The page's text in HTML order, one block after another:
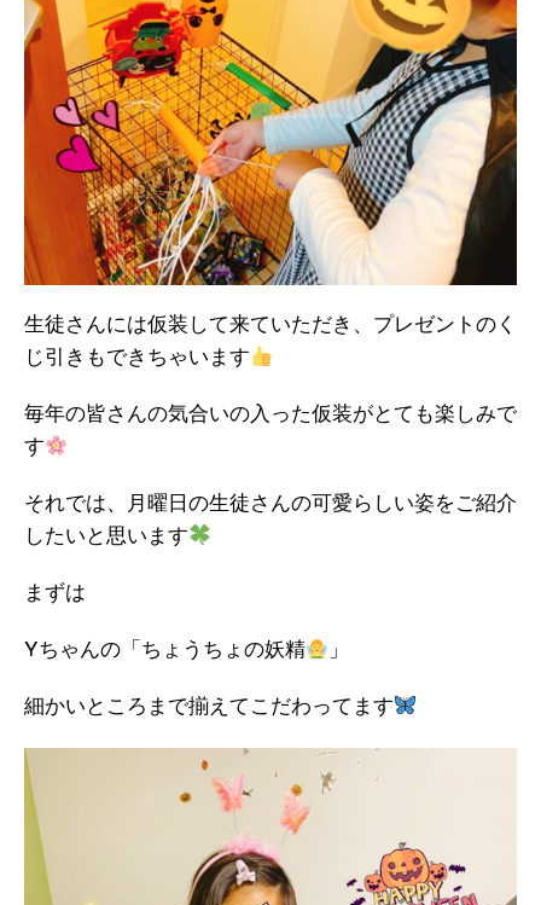
生徒さんには仮装して来ていただき、プレゼントのく
じ引きもできちゃいます
毎年の皆さんの気合いの入った仮装がとても楽しみで
す
それでは、月曜日の生徒さんの可愛らしい姿をご紹介
したいと思います
まずは
Yちゃんの「ちょうちょの妖精 」
細かいところまで揃えてこだわってます